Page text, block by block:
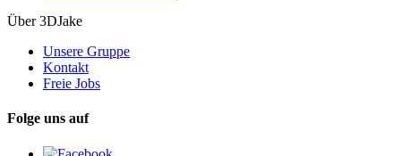
Über 3DJake
Unsere Gruppe
Kontakt
Freie Jobs
Folge uns auf